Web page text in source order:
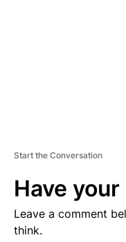
Start the Conversation
Have your
Leave a comment
think.